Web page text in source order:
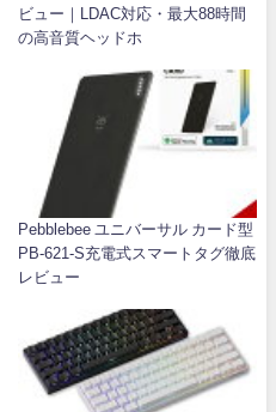
ビュー｜LDAC対応・最大88時間
の高音質ヘッドホ
Pebblebee ユニバーサル カード型
PB-621-S充電式スマートタグ徹底
レビュー